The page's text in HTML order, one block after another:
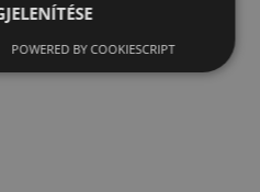
POWERED BY COOKIESCRIPT